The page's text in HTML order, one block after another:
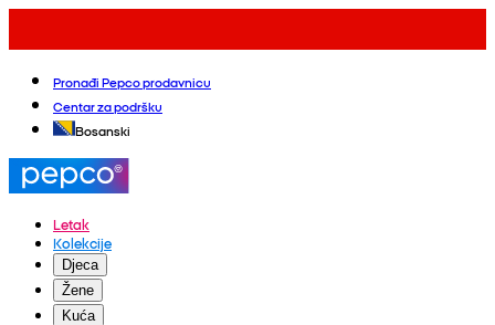
Pronađi Pepco prodavnicu
Centar za podršku
Bosanski
Letak
Kolekcije
Djeca
Žene
Kuća